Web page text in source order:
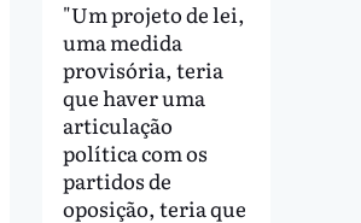
"Um projeto de lei,
uma medida
provisória, teria
que haver uma
articulação
política com os
partidos de
oposição, teria que